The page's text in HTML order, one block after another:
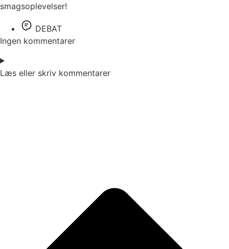
smagsoplevelser!
DEBAT
Ingen kommentarer
Læs eller skriv kommentarer